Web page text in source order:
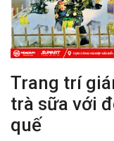
Trang trí
trà sữa với
quế